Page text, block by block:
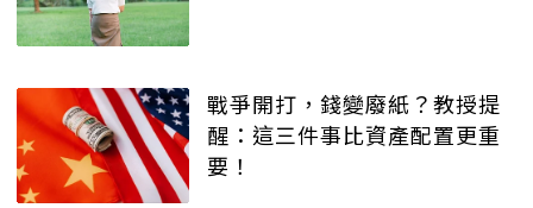
戰爭開打，錢變廢紙？教授提
醒：這三件事比資產配置更重
要！